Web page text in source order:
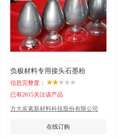
负极材料专用接头石墨粉
信息完整度：
已有2615关注该产品
方大炭素新材料科技股份有限公司
在线订购